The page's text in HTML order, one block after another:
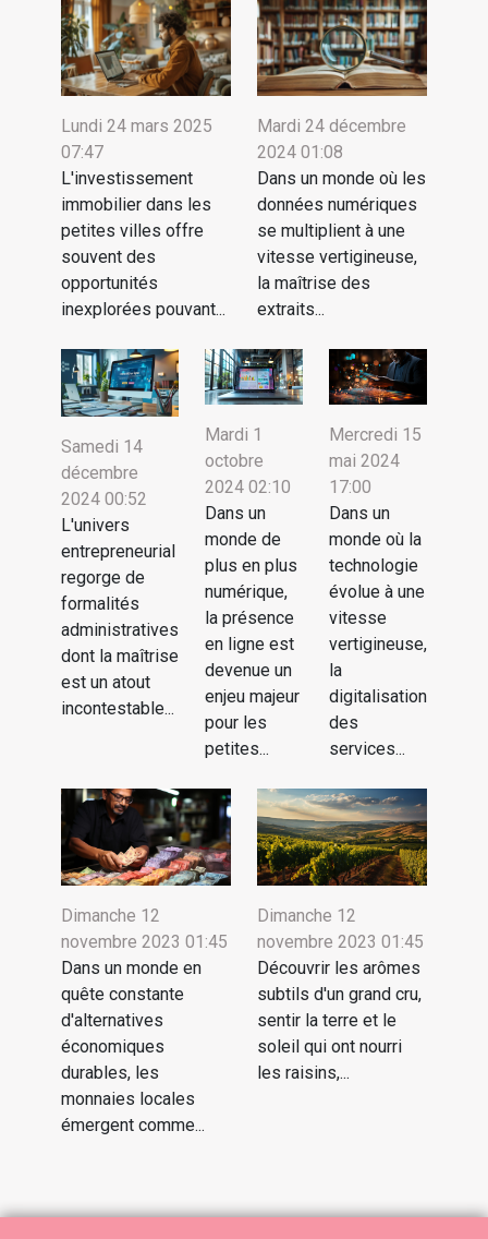
Lundi 24 mars 2025
07:47
L'investissement
immobilier dans les
petites villes offre
souvent des
opportunités
inexplorées pouvant...
Mardi 24 décembre
2024 01:08
Dans un monde où les
données numériques
se multiplient à une
vitesse vertigineuse,
la maîtrise des
extraits...
Samedi 14
décembre
2024 00:52
L'univers
entrepreneurial
regorge de
formalités
administratives
dont la maîtrise
est un atout
incontestable...
Mardi 1
octobre
2024 02:10
Dans un
monde de
plus en plus
numérique,
la présence
en ligne est
devenue un
enjeu majeur
pour les
petites...
Mercredi 15
mai 2024
17:00
Dans un
monde où la
technologie
évolue à une
vitesse
vertigineuse,
la
digitalisation
des
services...
Dimanche 12
novembre 2023 01:45
Dans un monde en
quête constante
d'alternatives
économiques
durables, les
monnaies locales
émergent comme...
Dimanche 12
novembre 2023 01:45
Découvrir les arômes
subtils d'un grand cru,
sentir la terre et le
soleil qui ont nourri
les raisins,...